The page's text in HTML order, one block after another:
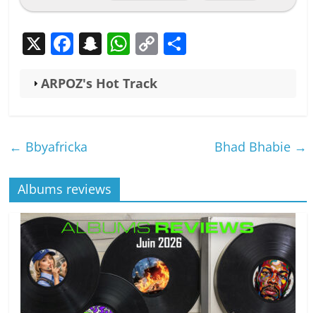
X F
c
b
o
o
k
S
a
at
W
at
C
ARPOZ's Hot Track
← Bbyafricka Bhad Bhabie →
Albums reviews